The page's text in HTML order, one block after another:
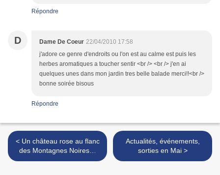
Répondre
D Dame De Coeur 22/04/2010 17:58
j'adore ce genre d'endroits ou l'on est au calme est puis les
herbes aromatiques a toucher sentir <br /> <br /> j'en ai
quelques unes dans mon jardin tres belle balade merci!!<br />
bonne soirée bisous
Répondre
< Un château rose au flanc
des Montagnes Noires…
Actualités, événements,
sorties en Mai >